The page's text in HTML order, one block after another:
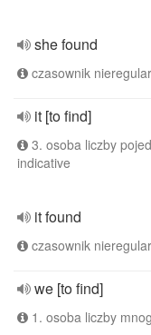
she found
czasownik
it [to find]
3. osoba liczby
indicative
it found
czasownik
we [to find]
1. osoba liczby